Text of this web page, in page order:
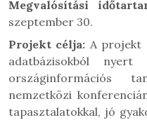
Megvalósítási
szeptember 30.
Projekt célja: A projekt
adatbázisokból nyert
országinformációs
nemzetközi
tapasztalatokkal, jó